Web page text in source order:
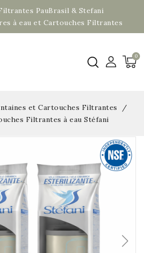
PauBrasil & Stefani
à eau et Cartouches Filtrantes
et Cartouches Filtrantes
Filtrantes à eau Stéfani